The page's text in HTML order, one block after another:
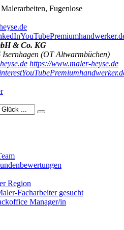
Fugenlose
YouTube
& Co. KG
Isernhagen (OT Altwarmbüchen)
https://www.maler-heyse.de
YouTube
Region
Facharbeiter gesucht
Manager/in